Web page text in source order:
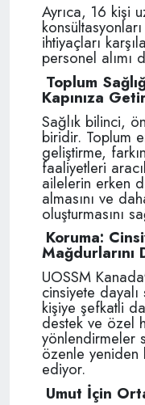
Ayrıca, 16 kişi
ihtiyaçları
personel alımı
Toplum
Kapınıza
Sağlık bilinci,
biridir. Toplum
geliştirme,
faaliyetleri
ailelerin erken
almasını ve
oluşturmasını
Koruma:
Mağdurlarını
UOSSM
cinsiyete
kişiye şefkatli
destek ve özel
yönlendirmeler
özenle yeniden
ediyor.
Umut İçin